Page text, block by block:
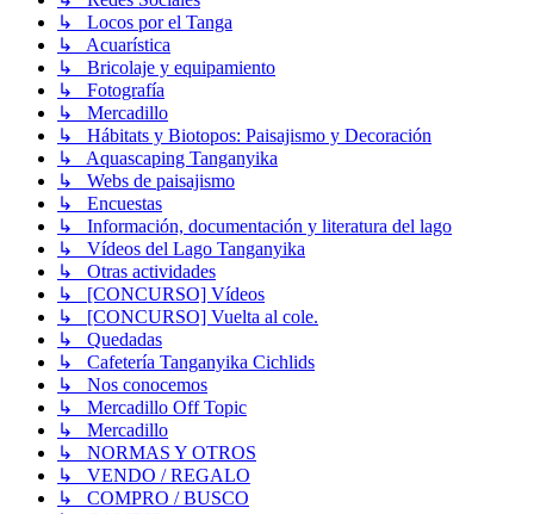
↳ Locos por el Tanga
↳ Acuarística
↳ Bricolaje y equipamiento
↳ Fotografía
↳ Mercadillo
↳ Hábitats y Biotopos: Paisajismo y Decoración
↳ Aquascaping Tanganyika
↳ Webs de paisajismo
↳ Encuestas
↳ Información, documentación y literatura del lago
↳ Vídeos del Lago Tanganyika
↳ Otras actividades
↳ [CONCURSO] Vídeos
↳ [CONCURSO] Vuelta al cole.
↳ Quedadas
↳ Cafetería Tanganyika Cichlids
↳ Nos conocemos
↳ Mercadillo Off Topic
↳ Mercadillo
↳ NORMAS Y OTROS
↳ VENDO / REGALO
↳ COMPRO / BUSCO